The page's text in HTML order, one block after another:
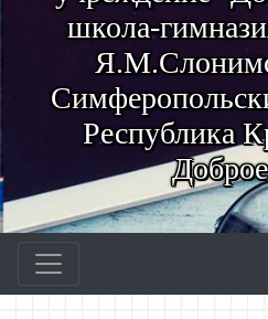
школа-
Республика
Доброе